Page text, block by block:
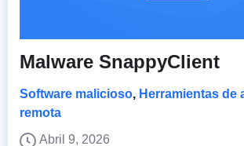
Malware SnappyClient
Software malicioso, Herramientas de
remota
Abril 9, 2026